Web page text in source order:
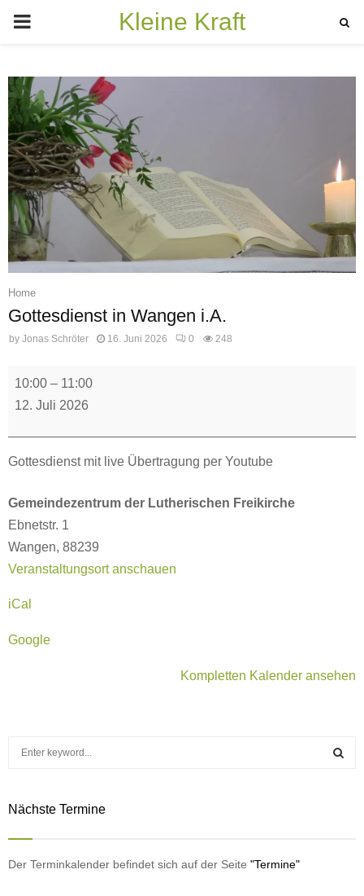
PRIMARY
Kleine Kraft
Home
Gottesdienst in Wangen i.A.
by Jonas Schröter 16. Juni 2026 0 248
Gottesdienst
in
i.A.
10:00 – 11:00
12. Juli 2026
Gottesdienst mit live Übertragung per Youtube
Gemeindezentrum der Lutherischen Freikirche
Ebnetstr. 1
Wangen, 88239
Veranstaltungsort anschauen
iCal
Google
Kompletten Kalender ansehen
c
o
Nächste Termine
Der Terminkalender befindet sich auf der Seite "Termine"